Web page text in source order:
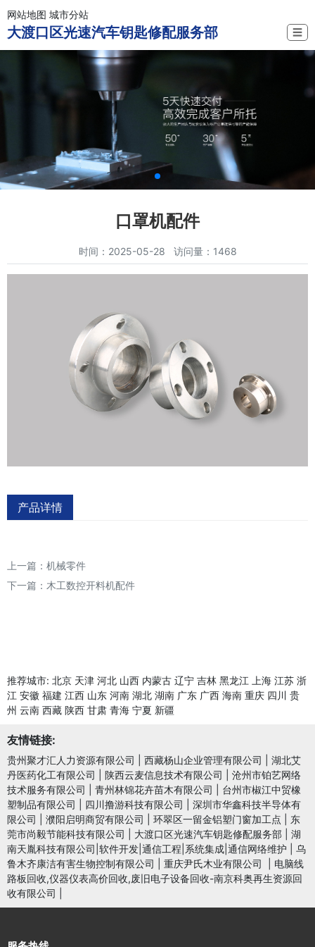
网站地图 城市分站
大渡口区光速汽车钥匙修配服务部 ☰
口罩机配件
时间：2025-05-28 访问量：1468
产品详情
上一篇： 机械零件
下一篇： 木工数控开料机配件
推荐城市: 北京 天津 河北 山西 内蒙古 辽宁 吉林 黑龙江 上海 江苏 浙
江 安徽 福建 江西 山东 河南 湖北 湖南 广东 广西 海南 重庆 四川 贵
州 云南 西藏 陕西 甘肃 青海 宁夏 新疆
友情链接:
贵州聚才汇人力资源有限公司 西藏杨山企业管理有限公司
湖北艾
丹医药化工有限公司
陕西云麦信息技术有限公司
沧州市铂艺网络
技术服务有限公司
青州林锦花卉苗木有限公司
台州市椒江中贸橡
塑制品有限公司
四川撸游科技有限公司
深圳市华鑫科技半导体有
限公司
濮阳启明商贸有限公司 环翠区一留金铝塑门窗加工点
东
莞市尚毅节能科技有限公司
大渡口区光速汽车钥匙修配服务部
湖
南天胤科技有限公司|软件开发|通信工程|系统集成|通信网络维护
乌
鲁木齐康洁有害生物控制有限公司
重庆尹氏木业有限公司
电脑线
路板回收,仪器仪表高价回收,废旧电子设备回收-南京科奥再生资源回
收有限公司